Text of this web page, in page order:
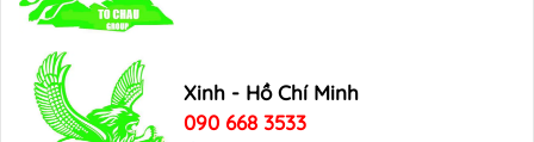
Xinh - Hồ Chí Minh
090 668 3533